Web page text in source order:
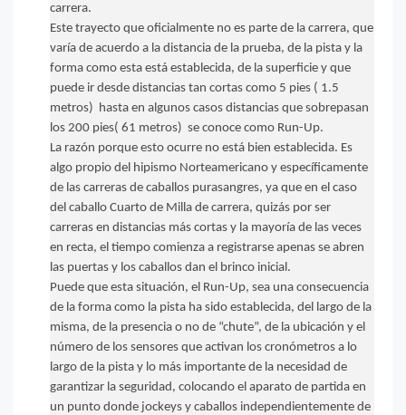
carrera.
Este trayecto que oficialmente no es parte de la carrera, que
varía de acuerdo a la distancia de la prueba, de la pista y la
forma como esta está establecida, de la superficie y que
puede ir desde distancias tan cortas como 5 pies ( 1.5
metros) hasta en algunos casos distancias que sobrepasan
los 200 pies( 61 metros) se conoce como Run-Up.
La razón porque esto ocurre no está bien establecida. Es
algo propio del hipismo Norteamericano y específicamente
de las carreras de caballos purasangres, ya que en el caso
del caballo Cuarto de Milla de carrera, quizás por ser
carreras en distancias más cortas y la mayoría de las veces
en recta, el tiempo comienza a registrarse apenas se abren
las puertas y los caballos dan el brinco inicial.
Puede que esta situación, el Run-Up, sea una consecuencia
de la forma como la pista ha sido establecida, del largo de la
misma, de la presencia o no de “chute”, de la ubicación y el
número de los sensores que activan los cronómetros a lo
largo de la pista y lo más importante de la necesidad de
garantizar la seguridad, colocando el aparato de partida en
un punto donde jockeys y caballos independientemente de